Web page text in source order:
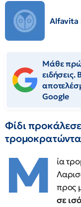
Alfavita
Μάθε
Google
Φίδι
Μ
ία
προς
σε